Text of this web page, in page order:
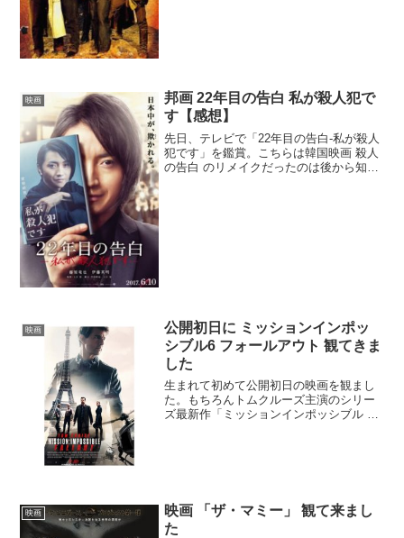
映画
邦画 22年目の告白 私が殺人犯で
す【感想】
先日、テレビで「22年目の告白-私が殺人
犯です」を鑑賞。こちらは韓国映画 殺人
の告白 のリメイクだったのは後から知り
映画
公開初日に ミッションインポッ
シブル6 フォールアウト 観てきま
した
生まれて初めて公開初日の映画を観まし
た。もちろんトムクルーズ主演のシリー
ズ最新作「ミッションインポッシブル フ
映画
映画 「ザ・マミー」 観て来まし
た